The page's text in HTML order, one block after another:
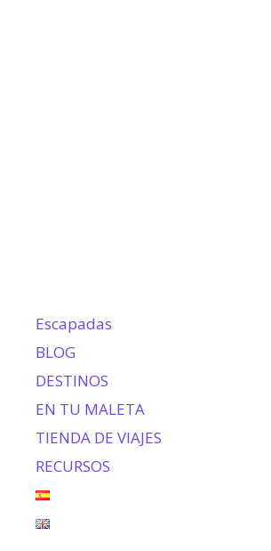
Escapadas
BLOG
DESTINOS
EN TU MALETA
TIENDA DE VIAJES
RECURSOS